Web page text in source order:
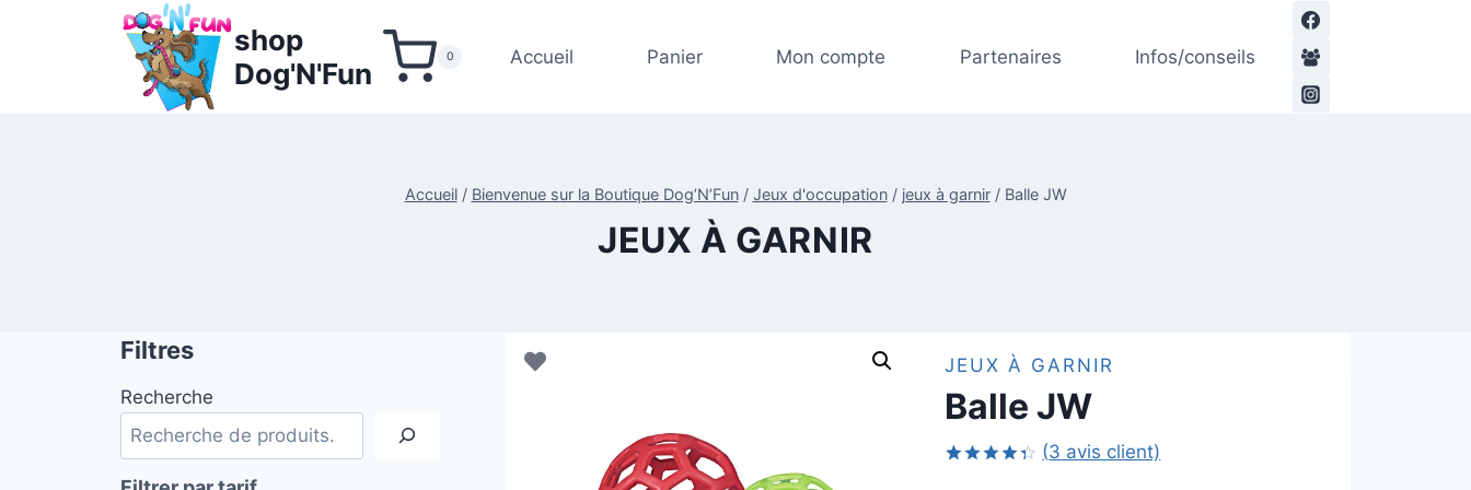
shop
Dog'N'Fun
0 Accueil Panier Mon compte Partenaires Infos/conseils
Accueil / Bienvenue sur la Boutique Dog’N’Fun / Jeux d'occupation / jeux à garnir / Balle JW
JEUX À GARNIR
JEUX À GARNIR
Balle JW
(3 avis client)
Filtres
Recherche
6,00€